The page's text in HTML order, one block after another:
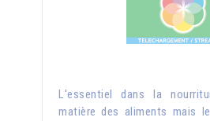
L'essentiel dans la
matière des aliments mais